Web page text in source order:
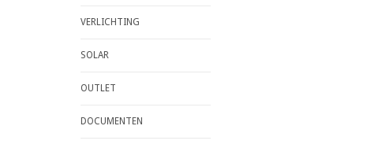
VERLICHTING
SOLAR
OUTLET
DOCUMENTEN